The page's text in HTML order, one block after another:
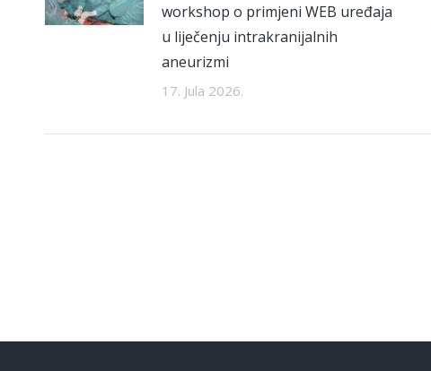
workshop o primjeni WEB uređaja
u liječenju intrakranijalnih
aneurizmi
17. Jula 2026.